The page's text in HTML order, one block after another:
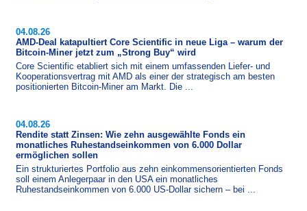
04.08.26
AMD-Deal katapultiert Core Scientific in neue Liga – warum der
Bitcoin-Miner jetzt zum „Strong Buy“ wird
Core Scientific etabliert sich mit einem umfassenden Liefer- und
Kooperationsvertrag mit AMD als einer der strategisch am besten
positionierten Bitcoin-​Miner am Markt. Die ...
04.08.26
Rendite statt Zinsen: Wie zehn ausgewählte Fonds ein
monatliches Ruhestandseinkommen von 6.000 Dollar
ermöglichen sollen
Ein strukturiertes Portfolio aus zehn einkommensorientierten Fonds
soll einem Anlegerpaar in den USA ein monatliches
Ruhestandseinkommen von 6.000 US-Dollar sichern – bei ...